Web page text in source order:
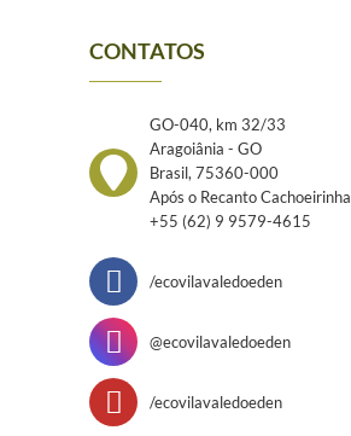
CONTATOS
GO-040, km 32/33
Aragoiânia - GO
Brasil, 75360-000
Após o Recanto Cachoeirinha
+55 (62) 9 9579-4615
/ecovilavaledoeden
@ecovilavaledoeden
/ecovilavaledoeden